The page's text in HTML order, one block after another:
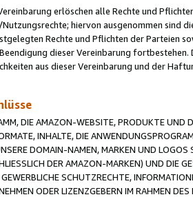
erlöschen alle Rechte und
hiervon ausgenommen sind
Rechte und Pflichten der Parteien
dieser Vereinbarung
aus dieser Vereinbarung und der
DIE AMAZON-WEBSITE, PRODUKTE UND
INHALTE, DIE
DOMAIN-NAMEN, MARKEN UND
DER AMAZON-MARKEN) UND DIE
SCHUTZRECHTE,
ODER LIZENZGEBERN IM RAHMEN